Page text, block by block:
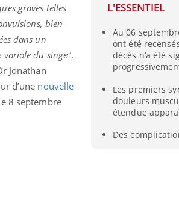
L'ESSENTIEL
Au 06
ont été
décès n’a été
Les premiers
douleurs
étendue
Des
graves telles
bien
dans un
variole du singe".
Jonathan
d’une nouvelle
8 septembre